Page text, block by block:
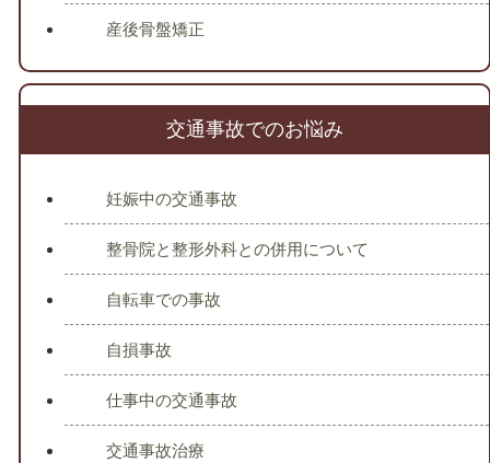
産後骨盤矯正
交通事故でのお悩み
妊娠中の交通事故
整骨院と整形外科との併用について
自転車での事故
自損事故
仕事中の交通事故
交通事故治療